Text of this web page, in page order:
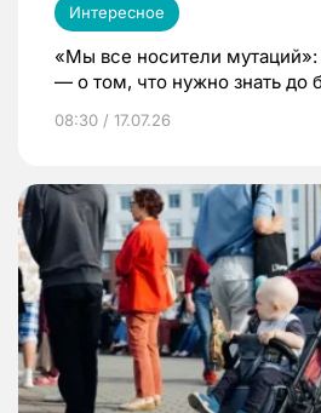
Интересное
«Мы все носители мутаций»:
— о том, что нужно знать до
08:30 / 17.07.26